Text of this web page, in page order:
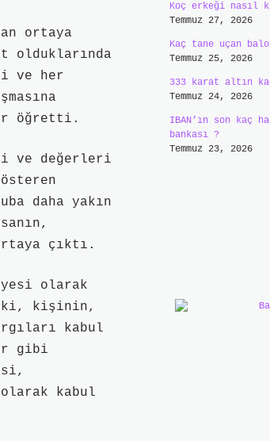
ortaya
olduklarında
ve her
öğretti.
ve değerleri
daha yakın
çıktı.
olarak
kişinin,
kabul
gibi
kabul
Koç erkeği nasıl
Temmuz 27, 2026
Kaç tane uçan
Temmuz 25, 2026
333 karat altın
Temmuz 24, 2026
IBAN’ın son kaç
bankası ?
Temmuz 23, 2026